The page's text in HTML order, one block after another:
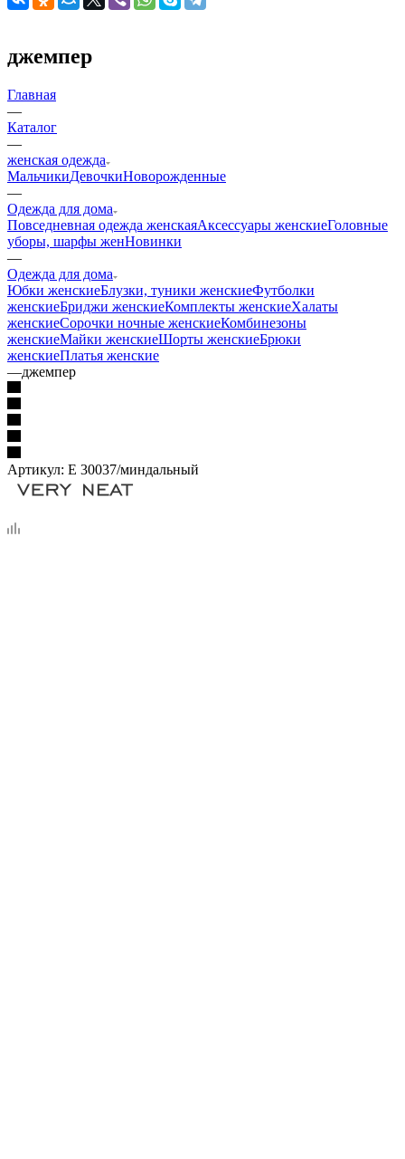
джемпер
Главная
—
Каталог
—
женская одежда
МальчикиДевочкиНоворожденные
—
Одежда для дома
Повседневная одежда женскаяАксессуары женскиеГоловные
уборы, шарфы женНовинки
—
Одежда для дома
Юбки женскиеБлузки, туники женскиеФутболки
женскиеБриджи женскиеКомплекты женскиеХалаты
женскиеСорочки ночные женскиеКомбинезоны
женскиеМайки женскиеШорты женскиеБрюки
женскиеПлатья женские
—джемпер
Артикул: Е 30037/миндальный